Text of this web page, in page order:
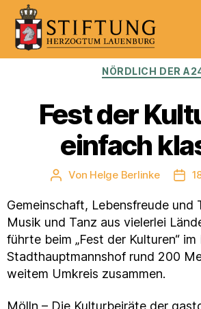
Kulturportal
Herzogtum
Lauenburg
NÖRDLICH DER
Fest der
einfach
Beitragsautor
Von Helge Berlinke
Gemeinschaft, Lebensfreude und
Musik und Tanz aus vielerlei
führte beim „Fest der Kulturen“
Stadthauptmannshof rund 200
weitem Umkreis zusammen.
Mölln – Die Kulturbeiräte der